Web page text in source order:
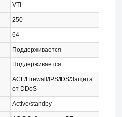
VTI
250
64
Поддерживается
Поддерживается
ACL/Firewall/IPS/IDS/Защита
от DDoS
Active/standby